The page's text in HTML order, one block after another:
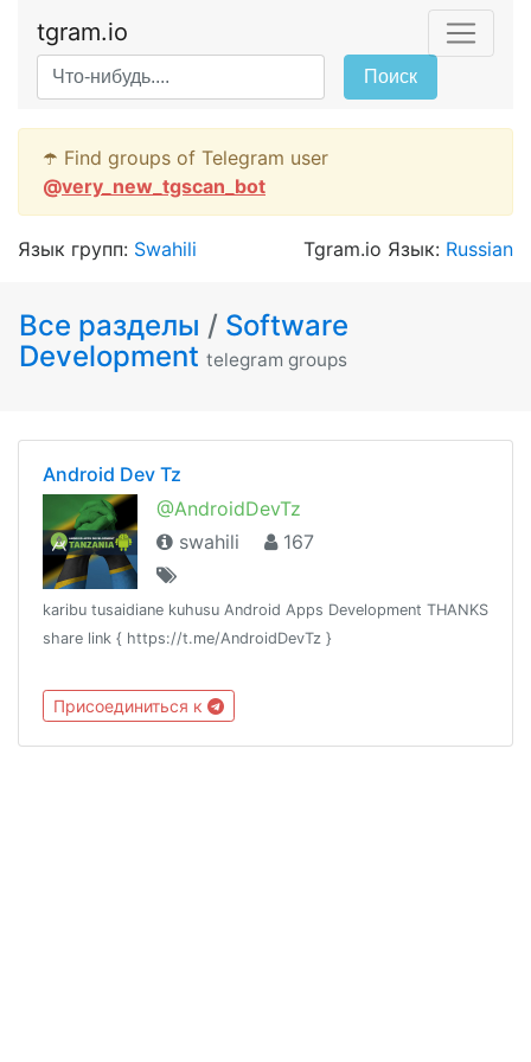
tgram.io
Поиск
☂️ Find groups of Telegram user
@very_new_tgscan_bot
Язык групп: Swahili Tgram.io Язык: Russian
Все разделы / Software
Development telegram groups
Android Dev Tz
@AndroidDevTz
swahili
167
karibu tusaidiane kuhusu Android Apps Development THANKS
share link { https://t.me/AndroidDevTz }
Присоединиться к